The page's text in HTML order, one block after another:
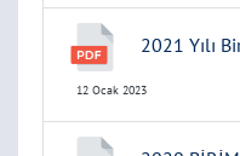
2021 Yılı
12 Ocak 2023